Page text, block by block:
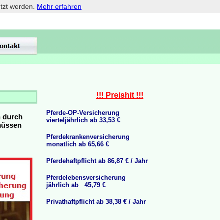
werden. Mehr erfahren
durch
!!! Preishit !!!
Pferde-OP-Versicherung
vierteljährlich ab 33,53 €
Pferdekrankenversicherung
monatlich ab 65,66 €
Pferdehaftpflicht ab 86,87 € / Jahr
Pferdelebensversicherung
jährlich ab 45,79 €
Privathaftpflicht ab 38,38 € / Jahr